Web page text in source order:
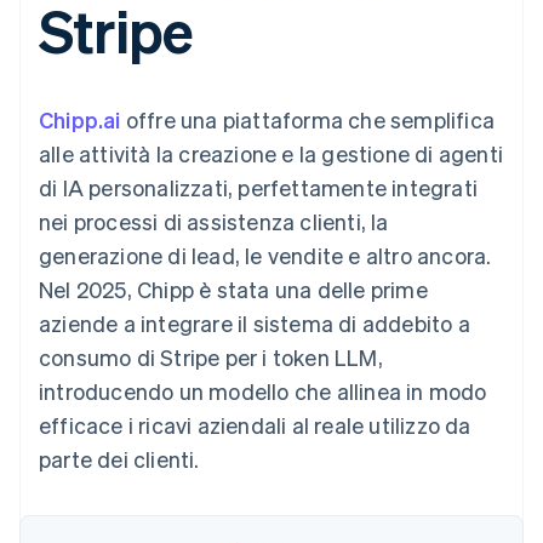
flessibile
Metodi di
pagamento
Accesso a
Terminal
Pagamenti di
persona
Authorization
Boost
Accettazione
ottimizzata
Pagamento
accelerato
Connections
Conti finanziari
Data Pipeline
dei dati
Altro
Gestione del denaro
Piattaforme
SaaS
Per settore
Aziende di IA
Creator economy
Gaming
tempo libero
Assicurazione
Media e
intrattenimento
Organizzazioni non
profit
Servizi professionali
Pubblica
amministrazione
Gestire gli
abbonamenti
Offrire addebiti in base
garantite da stablecoin
Esegui il provisioning e
gestisci i servizi con gli
agenti
Integrazioni app
Esempi di codice
Blog per sviluppatori
Stato dell'API
Roadmap del prodotto
Conferenza annuale
Sala stampa
Stripe Press
Recapiti
Contattaci
Diventa nostro partner
Stripe
Chipp.ai offre una piattaforma che semplifica
alle attività la creazione e la gestione di agenti
di IA personalizzati, perfettamente integrati
nei processi di assistenza clienti, la
generazione di lead, le vendite e altro ancora.
Nel 2025, Chipp è stata una delle prime
aziende a integrare il sistema di addebito a
consumo di Stripe per i token LLM,
introducendo un modello che allinea in modo
efficace i ricavi aziendali al reale utilizzo da
parte dei clienti.